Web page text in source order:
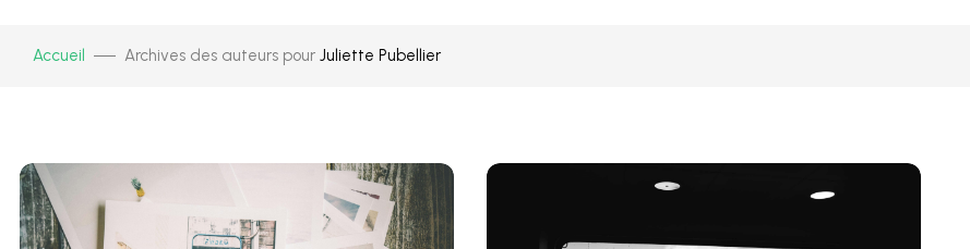
Accueil Archives des auteurs pour Juliette Pubellier